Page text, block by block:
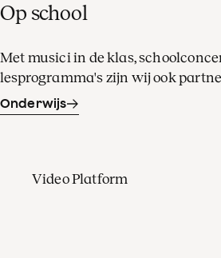
Op school
Met musici in de klas,
lesprogramma's zijn wij ook
Onderwijs
Video Platform